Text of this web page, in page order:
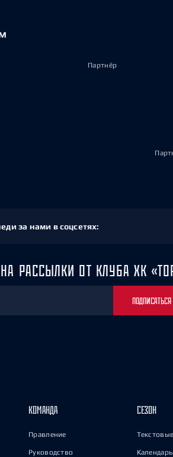
Партнёр
за нами в соцсетях:
РАССЫЛКИ ОТ КЛУБА ХК
ПОДПИСАТЬСЯ
КОМАНДА
Правление
Руководство
СЕЗОН